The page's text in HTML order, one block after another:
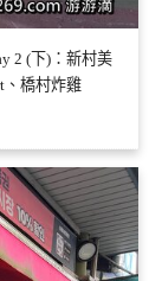
2 (下)：新村美
、橋村炸雞